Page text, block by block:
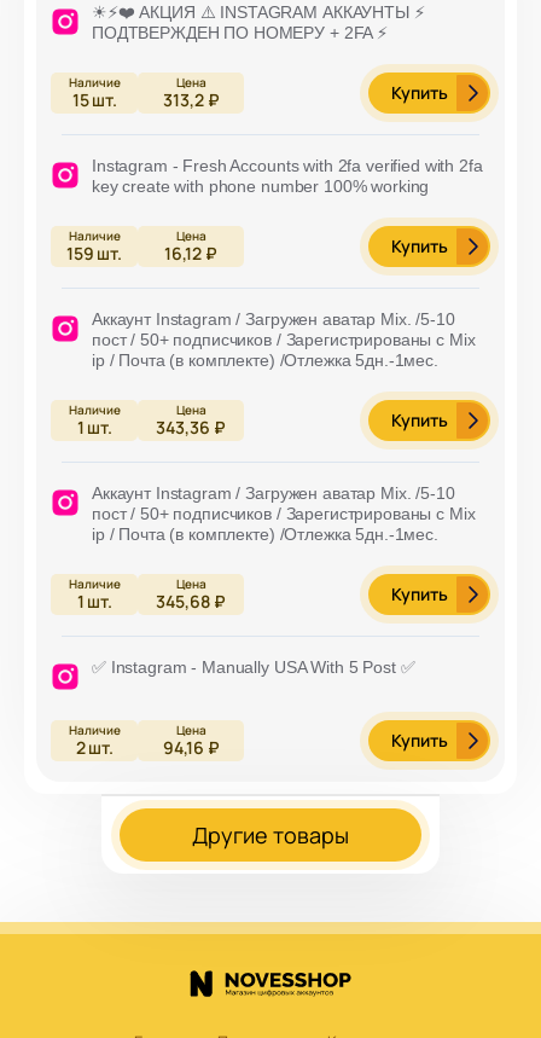
☀⚡️❤️ АКЦИЯ ⚠️ INSTAGRAM АККАУНТЫ ⚡️
ПОДТВЕРЖДЕН ПО НОМЕРУ + 2FA ⚡️
15шт. 313,2 ₽ Купить
Instagram - Fresh Accounts with 2fa verified with 2fa
key create with phone number 100% working
159 шт. 16,12 ₽ Купить
Аккаунт Instagram / Загружен аватар Mix. /5-10
пост / 50+ подписчиков / Зарегистрированы с Mix
ip / Почта (в комплекте) /Отлежка 5дн.-1мес.
1 шт. 343,36 ₽ Купить
Аккаунт Instagram / Загружен аватар Mix. /5-10
пост / 50+ подписчиков / Зарегистрированы с Mix
ip / Почта (в комплекте) /Отлежка 5дн.-1мес.
1 шт. 345,68 ₽ Купить
✅ Instagram - Manually USA With 5 Post ✅
2шт. 94,16 ₽ Купить
Другие товары